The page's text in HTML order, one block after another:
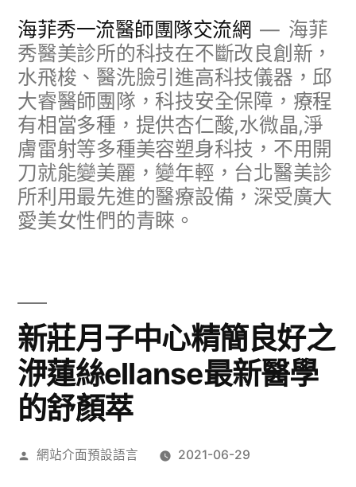
海菲秀一流醫師團隊交流網
海菲
秀醫美診所的科技在不斷改良創新，
水飛梭、醫洗臉引進高科技儀器，邱
大睿醫師團隊，科技安全保障，療程
有相當多種，提供杏仁酸,水微晶,淨
膚雷射等多種美容塑身科技，不用開
刀就能變美麗，變年輕，台北醫美診
所利用最先進的醫療設備，深受廣大
愛美女性們的青睞。
新莊月子中心精簡良好之
洢蓮絲ellanse最新醫學
的舒顏萃
作
網站介面預設語言 2021-06-29